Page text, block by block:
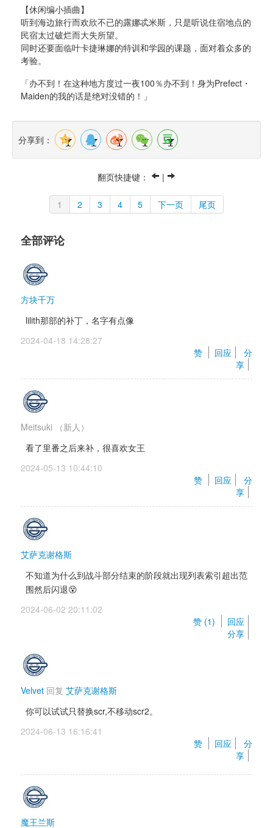
【休闲编小插曲】
听到海边旅行而欢欣不已的露娜忒米斯，只是听说住宿地点的
民宿太过破烂而大失所望。
同时还要面临叶卡捷琳娜的特训和学园的课题，面对着众多的
考验。
「办不到！在这种地方度过一夜100％办不到！身为Prefect・
Maiden的我的话是绝对没错的！」
分享到：
翻页快捷键： |
1 2 3 4 5 下一页 尾页
全部评论
方块千万
lilith那部的补丁，名字有点像
2024-04-18 14:28:27
赞
回应
分
享
Meitsuki
（新人）
看了里番之后来补，很喜欢女王
2024-05-13 10:44:10
赞
回应
分
享
艾萨克谢格斯
不知道为什么到战斗部分结束的阶段就出现列表索引超出范
围然后闪退😵
2024-06-02 20:11:02
赞 (1)
回应
分享
Velvet 回复 艾萨克谢格斯
你可以试试只替换scr,不移动scr2。
2024-06-13 16:16:41
赞
回应
分
享
魔王兰斯